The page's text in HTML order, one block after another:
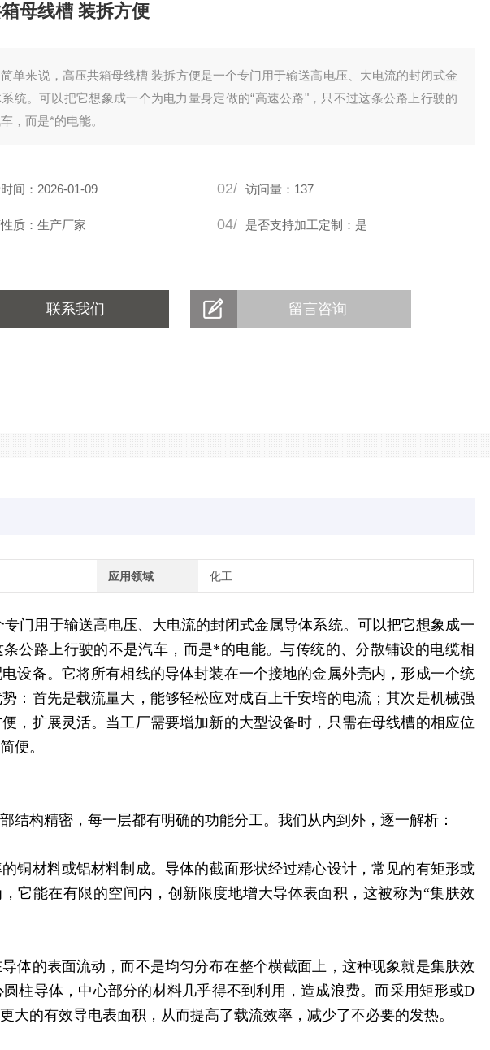
母线槽 装拆方便
简单来说，高压共箱母线槽 装拆方便是一个专门用于输送高电压、大电流的封闭式金
统。可以把它想象成一个为电力量身定做的“高速公路"，只不过这条公路上行驶的
，而是*的电能。
间：2026-01-09 02/ 访问量：137
质：生产厂家 04/ 是否支持加工定制：是
联系我们 留言咨询
应用领域 化工
专门用于输送高电压、大电流的封闭式金属导体系统。可以把它想象成一
公路上行驶的不是汽车，而是*的电能。与传统的、分散铺设的电缆相
设备。它将所有相线的导体封装在一个接地的金属外壳内，形成一个统
：首先是载流量大，能够轻松应对成百上千安培的电流；其次是机械强
，扩展灵活。当工厂需要增加新的大型设备时，只需在母线槽的相应位
便。
结构精密，每一层都有明确的功能分工。我们从内到外，逐一解析：
铜材料或铝材料制成。导体的截面形状经过精心设计，常见的有矩形或
它能在有限的空间内，创新限度地增大导体表面积，这被称为“集肤效
体的表面流动，而不是均匀分布在整个横截面上，这种现象就是集肤效
柱导体，中心部分的材料几乎得不到利用，造成浪费。而采用矩形或D
大的有效导电表面积，从而提高了载流效率，减少了不必要的发热。